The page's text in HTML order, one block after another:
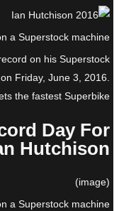
a Superstock machine!
on his Superstock
Friday, June 3, 2016.
the fastest Superbike…
Day For
Hutchison
(image)
a Superstock machine!